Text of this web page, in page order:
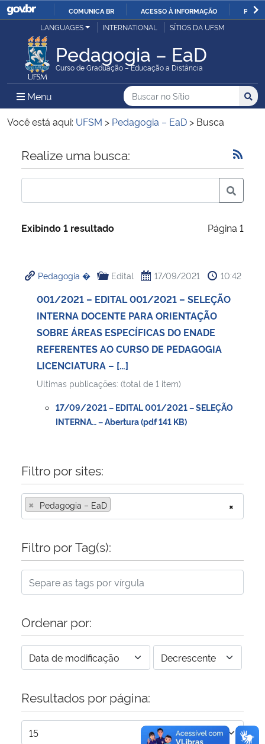
IR
O
COMUNICA BR ACESSO À INFORMAÇÃO
Ministério da Justiça e Segurança Pública
Ministério da Defesa
Ministério das Relações Exteriores
Ministério da Economia
Ministério da Infraestrutura
Ministério da Cidadania
Ministério de Minas e Energia
Ministério da Ciência, Tecnologia, Inovações e Comunicações
Controladoria-Geral da União
Secretaria-Geral
Secretaria de Governo
Gabinete de Segurança Institucional
Advocacia-Geral da União
LANGUAGES INTERNATIONAL SÍTIOS DA UFSM
Pedagogia – EaD
Curso de Graduação – Educação a Distância
Menu Menu Principal do Sítio
Busca
Buscar no no Sítio
Busca:
Você está aqui: UFSM > Pedagogia – EaD > Busca
Início do conteúdo
Realize uma busca:
Exibindo 1 resultado Página 1
Pedagogia � Edital 17/09/2021 10:42
001/2021 – EDITAL 001/2021 – SELEÇÃO
INTERNA DOCENTE PARA ORIENTAÇÃO
SOBRE ÁREAS ESPECÍFICAS DO ENADE
REFERENTES AO CURSO DE PEDAGOGIA
LICENCIATURA – […]
Ultimas publicações: (total de 1 item)
17/09/2021 – EDITAL 001/2021 – SELEÇÃO
INTERNA… – Abertura (pdf 141 KB)
Filtro por sites:
×
× Pedagogia – EaD
Filtro por Tag(s):
Ordenar por:
Resultados por página: